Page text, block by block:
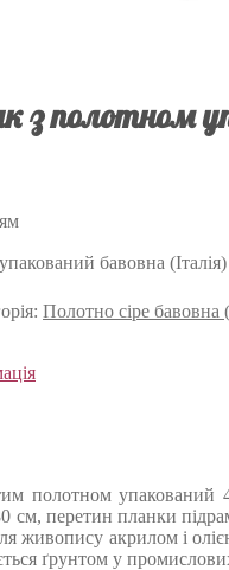
з полотном
бавовна
Полотно сіре бавовна
полотном упакований
см, перетин планки
живопису акрилом і
ґрунтом у